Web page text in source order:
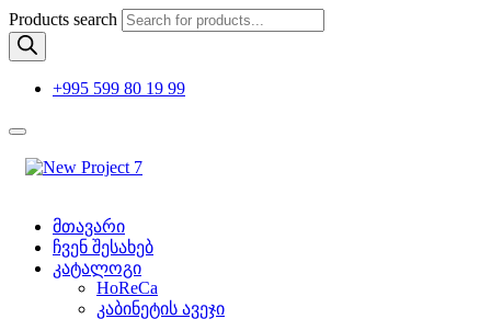
Products search
+995 599 80 19 99
მთავარი
ჩვენ შესახებ
კატალოგი
HoReCa
კაბინეტის ავეჯი